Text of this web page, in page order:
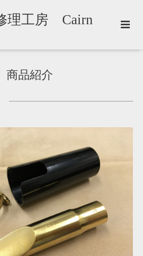
理工房 Cairn
商品紹介